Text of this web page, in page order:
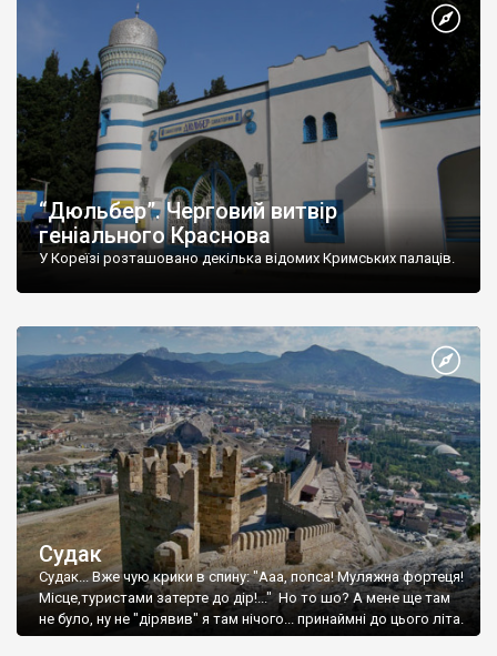
“Дюльбер”. Черговий витвір
геніального Краснова
У Кореїзі розташовано декілька відомих Кримських палаців.
Судак
Судак... Вже чую крики в спину: "Ааа, попса! Муляжна фортеця!
Місце,туристами затерте до дір!..." Но то шо? А мене ще там
не було, ну не "дірявив" я там нічого... принаймні до цього літа.